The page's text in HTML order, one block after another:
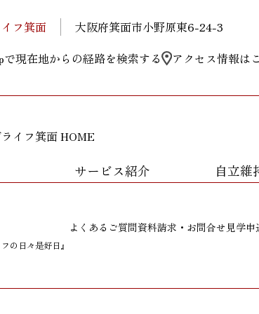
フ箕面
大阪府箕面市小野原東6-24-3
で現在地からの経路を検索する
アクセス情報は
イフ箕面 HOME
サービス紹介 自立維
の日々是好日』
よくあるご質問資料請求・お問合せ見学申